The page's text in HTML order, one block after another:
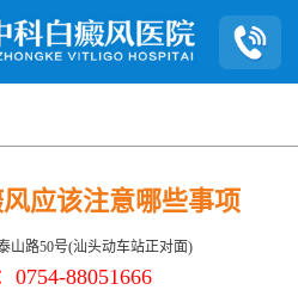
应该注意哪些事项
山路50号(汕头动车站正对面)
0754-88051666